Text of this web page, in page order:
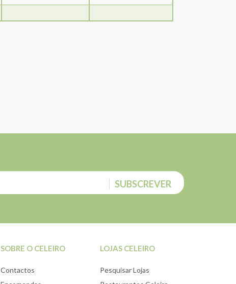
SUBSCREVER
SOBRE O CELEIRO
Contactos
LOJAS CELEIRO
Pesquisar Lojas